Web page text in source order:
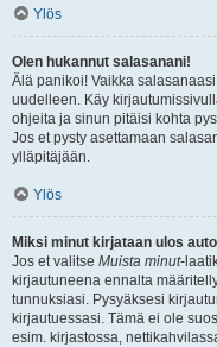
Ylös
Olen hukannut salasanani!
Älä panikoi! Vaikka
uudelleen. Käy
ohjeita ja sinun pitäisi kohta
Jos et pysty asettamaan
ylläpitäjään.
Ylös
Miksi minut kirjataan ulos
Jos et valitse Muista minut-
kirjautuneena ennalta
tunnuksiasi. Pysyäksesi
kirjautuessasi. Tämä ei ole
esim. kirjastossa,